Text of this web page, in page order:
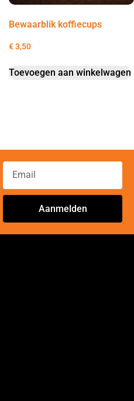
Bewaarblik koffiecups
€3,50
Toevoegen aan winkelwagen
Aanmelden